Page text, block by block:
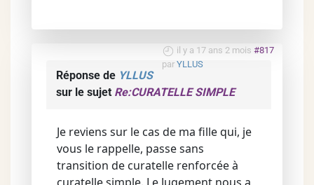
il y a 17 ans 2 mois #817
par YLLUS
Réponse de YLLUS
sur le sujet Re:CURATELLE SIMPLE
Je reviens sur le cas de ma fille qui, je
vous le rappelle, passe sans
transition de curatelle renforcée à